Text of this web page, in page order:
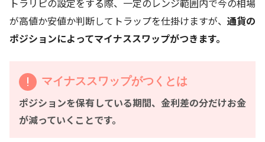
トラリピの設定をする際、一定のレンジ範囲内で今の相場
が高値か安値か判断してトラップを仕掛けますが、 通貨の
ポジションによってマイナススワップがつきます。
マイナススワップがつくとは
ポジションを保有している期間、金利差の分だけお金
が減っていくことです。